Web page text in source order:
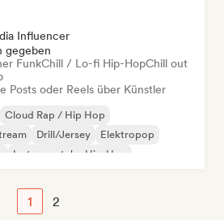
Influencer
gegeben
FunkChill / Lo-fi Hip-HopChill out
Posts oder Reels über Künstler
Cloud Rap / Hip Hop
Drill/Jersey
Elektropop
Instrumentaler Hip-Hop
1 2